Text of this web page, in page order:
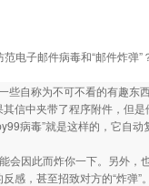
范电子邮件病毒和“邮件炸弹”
自称为不可不看的有趣东
信中夹带了程序附件，但
病毒”就是这样的，它自动
因此而炸你一下。另外，
感，甚至招致对方的“炸弹”。